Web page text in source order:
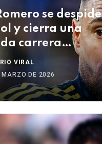
se despide
y cierra una
carrera
VIRAL
MARZO DE 2026